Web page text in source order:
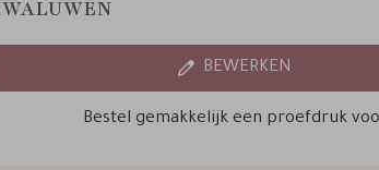
BEWERKEN
Bestel gemakkelijk een proefdruk